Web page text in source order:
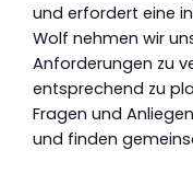
und erfordert eine
Wolf nehmen wir
Anforderungen zu
entsprechend zu
Fragen und
und finden